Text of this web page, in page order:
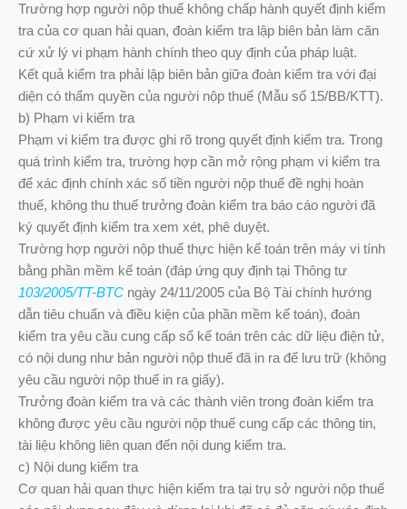
Trường hợp người nộp thuế không chấp hành quyết định kiểm
tra của cơ quan hải quan, đoàn kiểm tra lập biên bản làm căn
cứ xử lý vi phạm hành chính theo quy định của pháp luật.
Kết quả kiểm tra phải lập biên bản giữa đoàn kiểm tra với đại
diện có thẩm quyền của người nộp thuế (Mẫu số 15/BB/KTT).
b) Phạm vi kiểm tra
Phạm vi kiểm tra được ghi rõ trong quyết định kiểm tra. Trong
quá trình kiểm tra, trường hợp cần mở rộng phạm vi kiểm tra
để xác định chính xác số tiền người nộp thuế đề nghị hoàn
thuế, không thu thuế trưởng đoàn kiểm tra báo cáo người đã
ký quyết định kiểm tra xem xét, phê duyệt.
Trường hợp người nộp thuế thực hiện kế toán trên máy vi tính
bằng phần mềm kế toán (đáp ứng quy định tại Thông tư
103/2005/TT-BTC ngày 24/11/2005 của Bộ Tài chính hướng
dẫn tiêu chuẩn và điều kiện của phần mềm kế toán), đoàn
kiểm tra yêu cầu cung cấp sổ kế toán trên các dữ liệu điện tử,
có nội dung như bản người nộp thuế đã in ra để lưu trữ (không
yêu cầu người nộp thuế in ra giấy).
Trưởng đoàn kiểm tra và các thành viên trong đoàn kiểm tra
không được yêu cầu người nộp thuế cung cấp các thông tin,
tài liệu không liên quan đến nội dung kiểm tra.
c) Nội dung kiểm tra
Cơ quan hải quan thực hiện kiểm tra tại trụ sở người nộp thuế